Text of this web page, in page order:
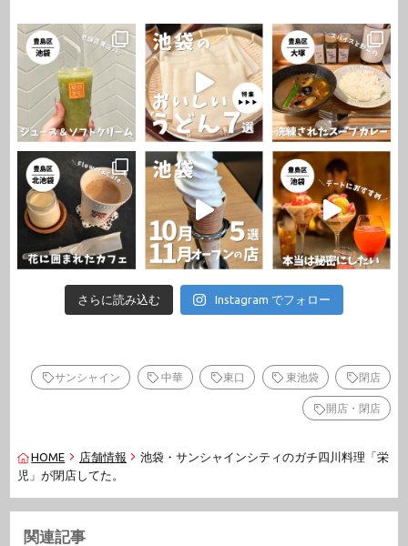
さらに読み込む Instagram でフォロー
サンシャイン 中華 東口 東池袋 閉店
開店・閉店
HOME 店舗情報
池袋・サンシャインシティのガチ四川料理「栄
児」が閉店してた。
関連記事